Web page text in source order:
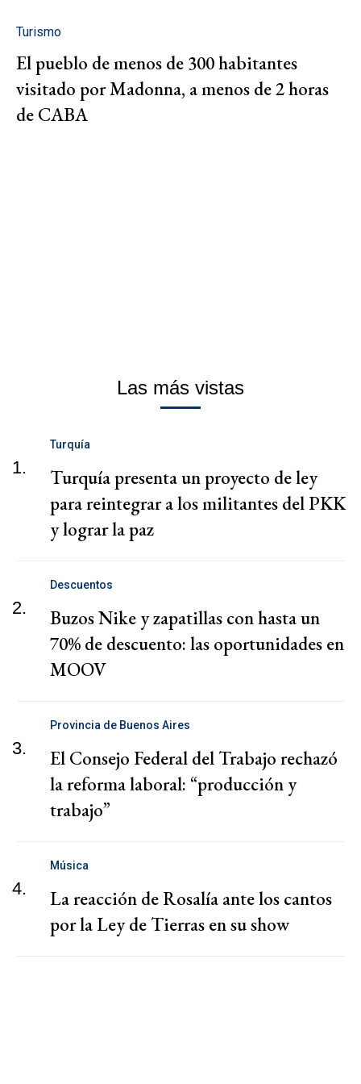
Turismo
El pueblo de menos de 300 habitantes
visitado por Madonna, a menos de 2 horas
de CABA
Las más vistas
1.
Turquía
Turquía presenta un proyecto de ley
para reintegrar a los militantes del PKK
y lograr la paz
2.
Descuentos
Buzos Nike y zapatillas con hasta un
70% de descuento: las oportunidades en
MOOV
3.
Provincia de Buenos Aires
El Consejo Federal del Trabajo rechazó
la reforma laboral: “producción y
trabajo”
4.
Música
La reacción de Rosalía ante los cantos
por la Ley de Tierras en su show